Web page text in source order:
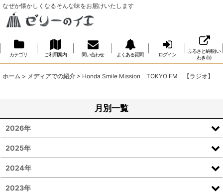
なぜか懐かしくなるそんな味をお届けいたします
カテゴリ ご利用案内 問い合わせ よくある質問 ログイン
ふるさと納税(い
わき市)
ホーム > メディアでの紹介 > Honda Smile Mission TOKYO FM 【ラジオ】
月別一覧
2026年
2025年
2024年
2023年